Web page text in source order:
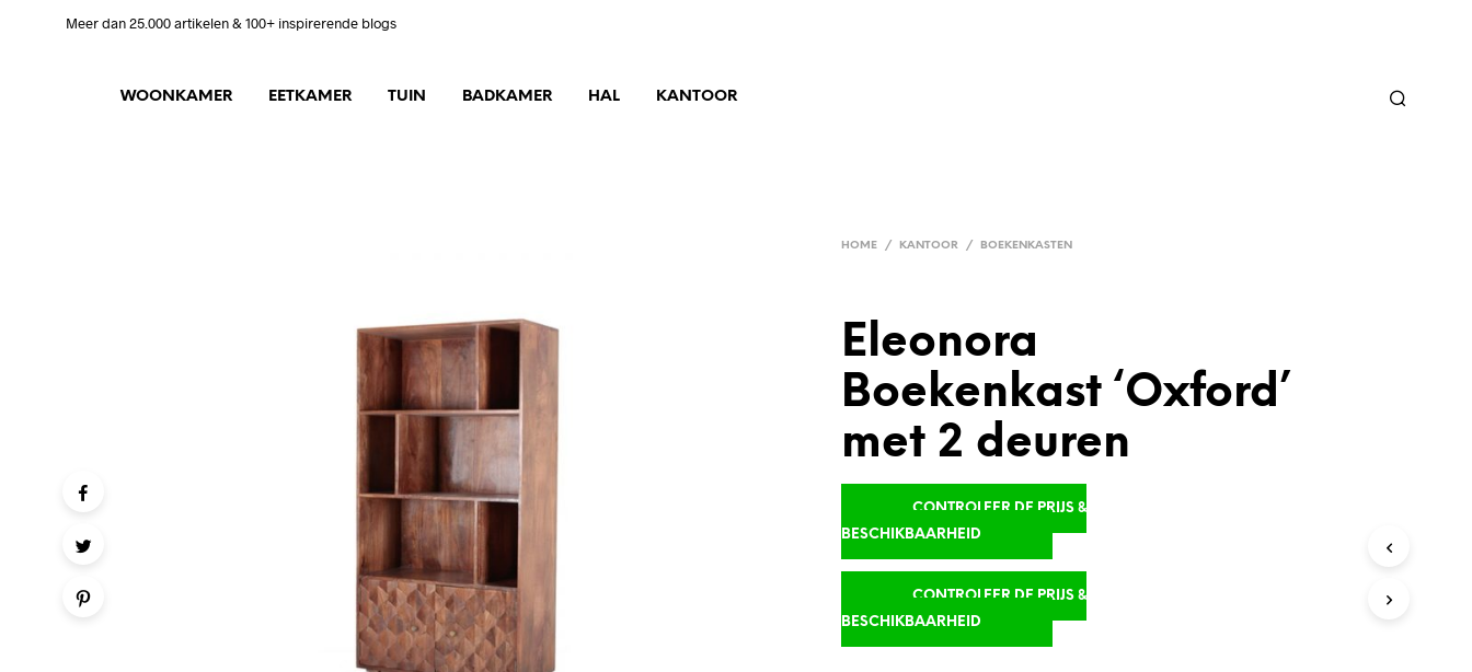
Meer dan 25.000 artikelen & 100+ inspirerende blogs
WOONKAMER EETKAMER TUIN BADKAMER HAL KANTOOR
HOME / KANTOOR / BOEKENKASTEN
Eleonora
Boekenkast ‘Oxford’
met 2 deuren
CONTROLEER DE PRIJS &
BESCHIKBAARHEID
CONTROLEER DE PRIJS &
BESCHIKBAARHEID